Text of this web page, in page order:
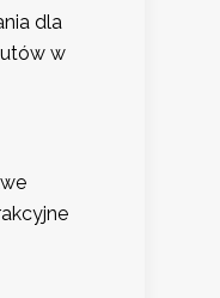
dla
w